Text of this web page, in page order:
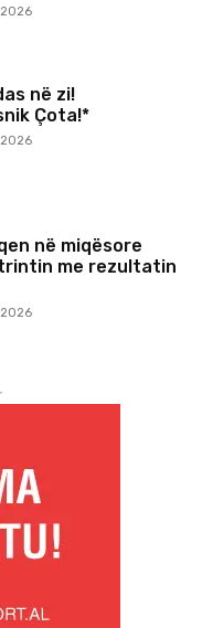
në zi!
Çota!*
në miqësore
me rezultatin